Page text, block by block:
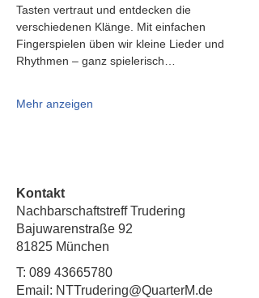
Tasten vertraut und entdecken die
verschiedenen Klänge. Mit einfachen
Fingerspielen üben wir kleine Lieder und
Rhythmen – ganz spielerisch…
Mehr anzeigen
Kontakt
Nachbarschaftstreff Trudering
Bajuwarenstraße 92
81825 München
T: 089 43665780
Email: NTTrudering@QuarterM.de